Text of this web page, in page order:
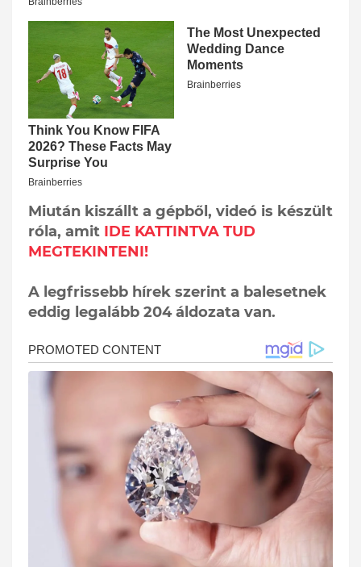
Miután kiszállt a gépből, videó is készült
róla, amit IDE KATTINTVA TUD
MEGTEKINTENI!
A legfrissebb hírek szerint a balesetnek
eddig legalább 204 áldozata van.